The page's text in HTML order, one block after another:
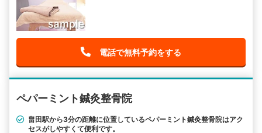
電話で無料予約をする
ペパーミント鍼灸整骨院
畠田駅から3分の距離に位置しているペパーミント鍼灸整骨院はアク
セスがしやすくて便利です。